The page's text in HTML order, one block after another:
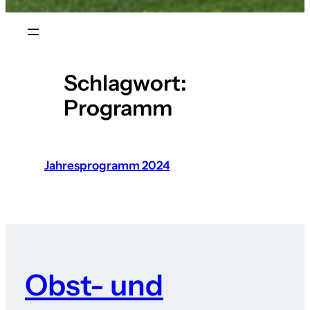
Schlagwort:
Programm
Jahresprogramm 2024
Obst- und